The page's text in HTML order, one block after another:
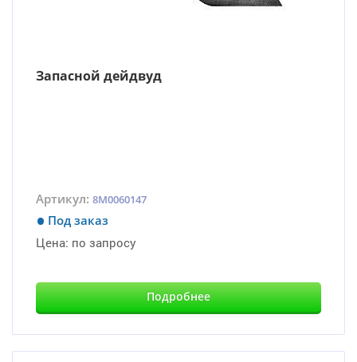
Запасной дейдвуд
Артикул: 8M0060147
Под заказ
Цена: по запросу
Подробнее